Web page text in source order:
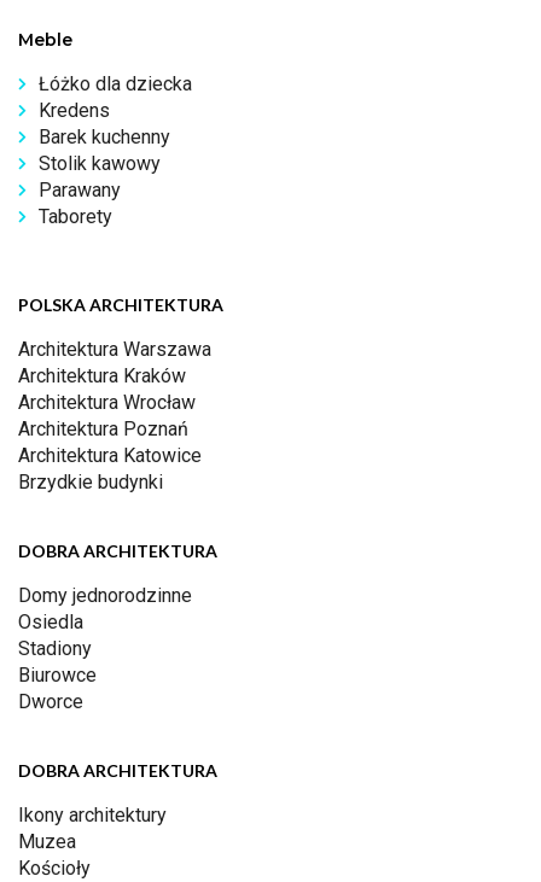
Meble
Łóżko dla dziecka
Kredens
Barek kuchenny
Stolik kawowy
Parawany
Taborety
POLSKA ARCHITEKTURA
Architektura Warszawa
Architektura Kraków
Architektura Wrocław
Architektura Poznań
Architektura Katowice
Brzydkie budynki
DOBRA ARCHITEKTURA
Domy jednorodzinne
Osiedla
Stadiony
Biurowce
Dworce
DOBRA ARCHITEKTURA
Ikony architektury
Muzea
Kościoły